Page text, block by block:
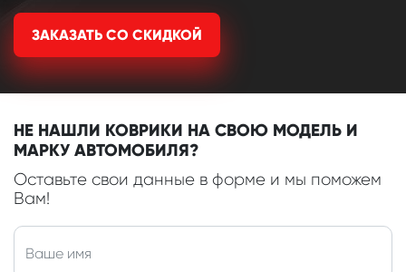
ЗАКАЗАТЬ СО СКИДКОЙ
НЕ НАШЛИ КОВРИКИ НА СВОЮ МОДЕЛЬ И
МАРКУ АВТОМОБИЛЯ?
Оставьте свои данные в форме и мы поможем
Вам!